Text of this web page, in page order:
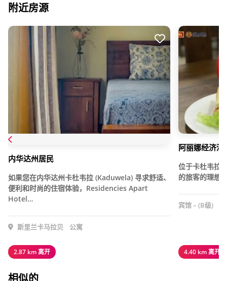
附近房源
内华达州居民
如果您在内华达州卡杜韦拉 (Kaduwela) 寻求舒适、
便利和时尚的住宿体验，Residencies Apart
Hotel…
斯里兰卡马拉贝 公寓
2.87 km 离开
阿丽娜经济酒
位于卡杜韦拉
的旅客的理想
宾馆 – (B级)
4.40 km 离开
相似的